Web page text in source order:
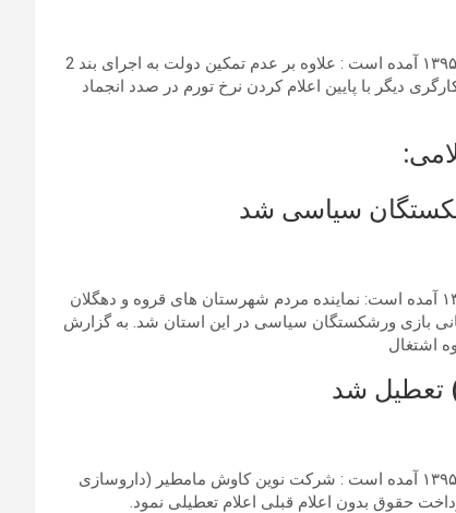
به نوشته سایت اتحادیه آزاد کارگران ایران در تاریخ روز جمعه ۲۰ اسفند۱۳۹۵ آمده است : علاوه بر عدم تمکین دولت به اجرای بند 2
سال 1396، دولت در اقدام ضد کارگری دیگر با پایین اعلام کردن نرخ تورم در صدد انجماد
سیاسی شد
به نوشته خبرگزاری دولتی مهر/ سنندج در تاریخ روز جمعه ۲۰ اسفند۱۳۹۵ آمده است: نماینده مردم شهرستان های قروه و دهگلان
بازی ورشکستگان سیاسی در این استان شد. به گزارش
اشتغال
تعطیل شد
به نوشته سایت اتحادیه آزاد کارگران ایران در تاریخ روز جمعه ۲۰ اسفند۱۳۹۵ آمده است : شرکت نوین کاوش مامطیر (داروسازی
حقوق بدون اعلام قبلی اعلام تعطیلی نمود.